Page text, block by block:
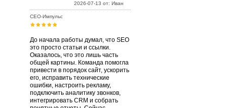
2026-07-13 от: Иван
СЕО-Импульс
До начала работы думал, что SEO
это просто статьи и ссылки.
Оказалось, что это лишь часть
общей картины. Команда помогла
привести в порядок сайт, ускорить
его, исправить технические
ошибки, настроить рекламу,
подключить аналитику звонков,
интегрировать CRM и собрать